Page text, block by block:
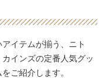
イテムが揃う、ニト
インズの定番人気グッ
ご紹介します。